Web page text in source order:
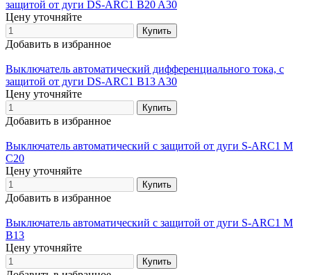
защитой от дуги DS-ARC1 B20 A30
Цену уточняйте
Добавить в избранное
Выключатель автоматический дифференциального тока, с
защитой от дуги DS-ARC1 B13 A30
Цену уточняйте
Добавить в избранное
Выключатель автоматический с защитой от дуги S-ARC1 M
C20
Цену уточняйте
Добавить в избранное
Выключатель автоматический с защитой от дуги S-ARC1 M
B13
Цену уточняйте